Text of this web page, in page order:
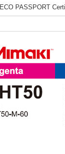
ECO PASSPORT